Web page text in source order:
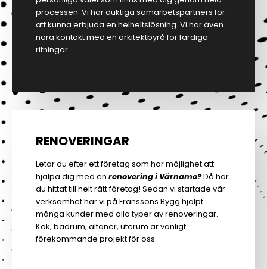
processen. Vi har duktiga samarbetspartners för
att kunna erbjuda en helheltslösning. Vi har även
nära kontakt med en arkitektbyrå för färdiga
ritningar.
RENOVERINGAR
Letar du efter ett företag som har möjlighet att
hjälpa dig med en renovering i Värnamo?Då har
du hittat till helt rätt företag! Sedan vi startade vår
verksamhet har vi på Franssons Bygg hjälpt
många kunder med alla typer av renoveringar.
Kök, badrum, altaner, uterum är vanligt
förekommande projekt för oss.